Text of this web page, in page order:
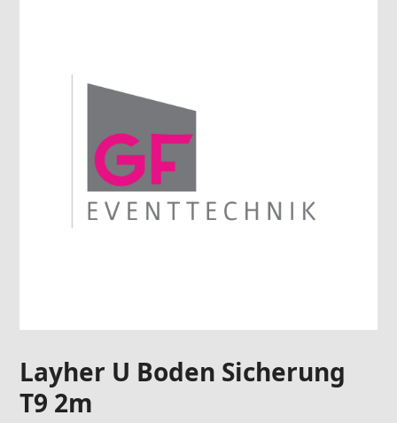
Layher U Boden Sicherung
T9 2m